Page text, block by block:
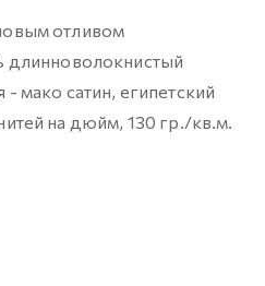
отливом
длинноволокнистый
мако сатин, египетский
на дюйм, 130 гр./кв.м.